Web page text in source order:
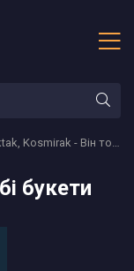
Kosmirak - Він тобі букети
букети